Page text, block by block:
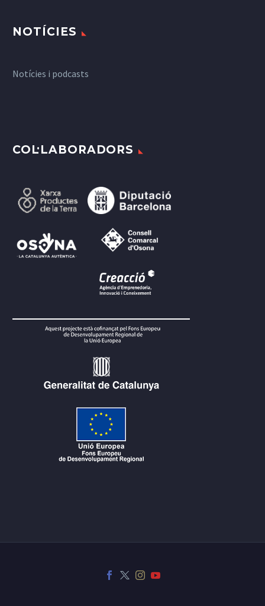
NOTÍCIES
Notícies i podcasts
COL·LABORADORS